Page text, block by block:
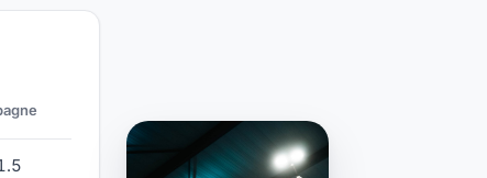
la France et de l'Espagne